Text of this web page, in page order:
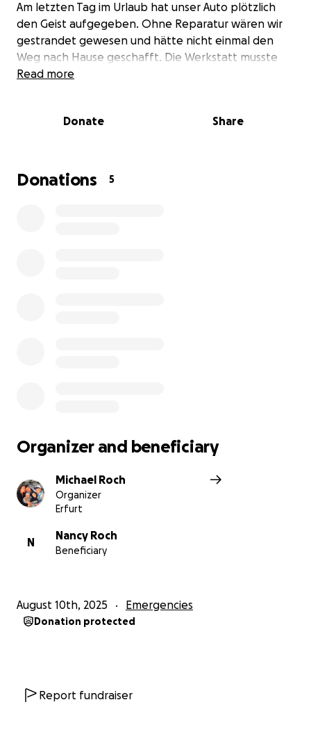
Am letzten Tag im Urlaub hat unser Auto plötzlich
den Geist aufgegeben. Ohne Reparatur wären wir
gestrandet gewesen und hätte nicht einmal den
Weg nach Hause geschafft. Die Werkstatt musste
sofort handeln – und die Kosten waren enorm.
Fehlerspeicher wurde gelöscht.
Bremsscheibe Schrott war. Die Werkstatt weigerte
schweren Zeit beistehen. ❤️
Read more
Donate Share
Donations 5
Organizer and beneficiary
Michael Roch
Organizer
Erfurt
N
Nancy Roch
Beneficiary
August 10th, 2025 Emergencies
Donation protected
Report fundraiser